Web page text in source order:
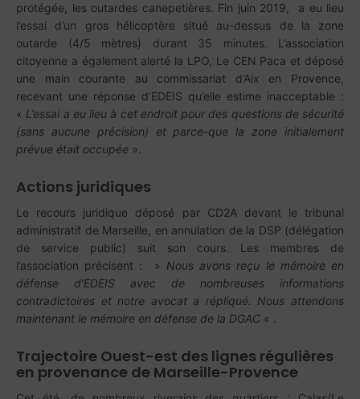
protégée, les outardes canepetières. Fin juin 2019, a eu lieu
l’essai d’un gros hélicoptère situé au-dessus de la zone
outarde (4/5 mètres) durant 35 minutes. L’association
citoyenne a également alerté la LPO, Le CEN Paca et déposé
une main courante au commissariat d’Aix en Provence,
recevant une réponse d’EDEIS qu’elle estime inacceptable :
« L’essai a eu lieu à cet endroit pour des questions de sécurité
(sans aucune précision) et parce-que la zone initialement
prévue était occupée ».
Actions juridiques
Le recours juridique déposé par CD2A devant le tribunal
administratif de Marseille, en annulation de la DSP (délégation
de service public) suit son cours. Les membres de
l’association précisent : » Nous avons reçu le mémoire en
défense d’EDEIS avec de nombreuses informations
contradictoires et notre avocat a répliqué. Nous attendons
maintenant le mémoire en défense de la DGAC « .
Trajectoire Ouest-est des lignes régulières
en provenance de Marseille-Provence